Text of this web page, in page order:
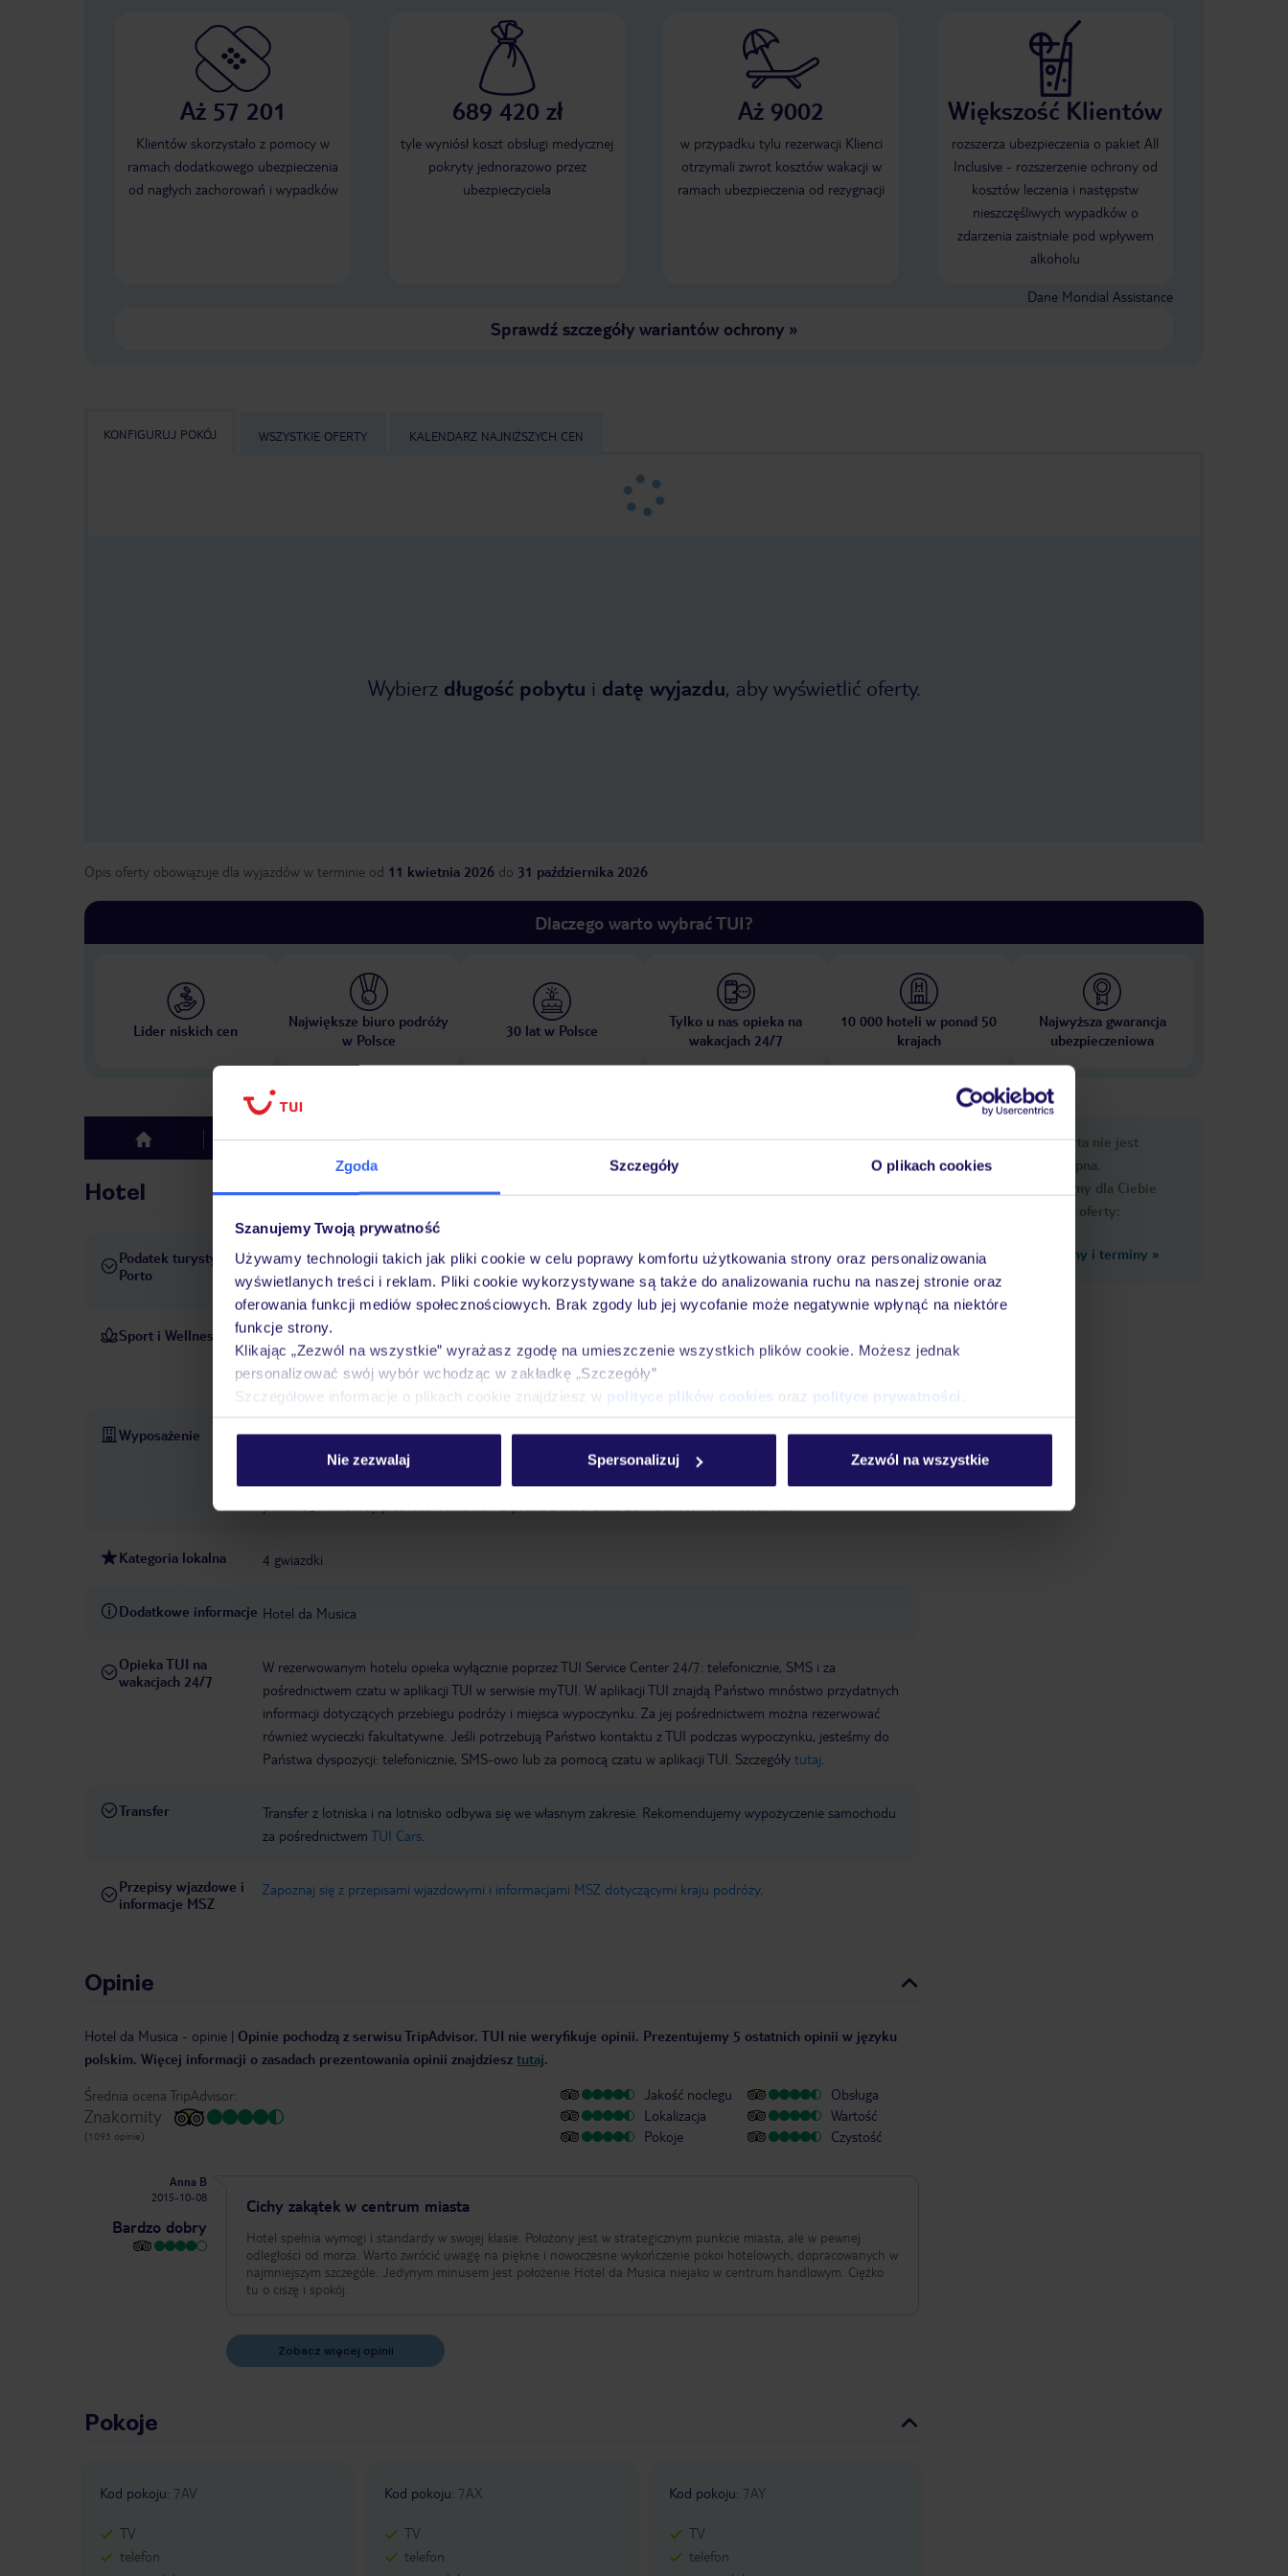
Zgoda Szczegóły O plikach cookies
Szanujemy Twoją prywatność
Używamy technologii takich jak pliki cookie w celu poprawy komfortu użytkowania strony oraz personalizowania
wyświetlanych treści i reklam. Pliki cookie wykorzystywane są także do analizowania ruchu na naszej stronie oraz
oferowania funkcji mediów społecznościowych. Brak zgody lub jej wycofanie może negatywnie wpłynąć na niektóre
funkcje strony.
Klikając „Zezwól na wszystkie” wyrażasz zgodę na umieszczenie wszystkich plików cookie. Możesz jednak
personalizować swój wybór wchodząc w zakładkę „Szczegóły”
Szczegółowe informacje o plikach cookie znajdziesz w polityce plików cookies oraz polityce prywatności
Nie zezwalaj Spersonalizuj Zezwól na wszystkie
Aż 57 201
Klientów skorzystało z pomocy w
ramach dodatkowego ubezpieczenia
od nagłych zachorowań i wypadków
689 420 zł
tyle wyniósł koszt obsługi medycznej
pokryty jednorazowo przez
ubezpieczyciela
Aż 9002
w przypadku tylu rezerwacji Klienci
otrzymali zwrot kosztów wakacji w
ramach ubezpieczenia od rezygnacji
Większość Klientów
rozszerza ubezpieczenia o pakiet All
Inclusive - rozszerzenie ochrony od
kosztów leczenia i następstw
nieszczęśliwych wypadków o
zdarzenia zaistniałe pod wpływem
alkoholu
Dane Mondial Assistance
Sprawdź szczegóły wariantów ochrony»
KONFIGURUJ POKÓJ WSZYSTKIE OFERTY KALENDARZ NAJNIŻSZYCH CEN
Wybierz długość pobytu i datę wyjazdu, aby wyświetlić oferty.
Opis oferty obowiązuje dla wyjazdów w terminie od 11 kwietnia 2026 do 31 października 2026
Dlaczego warto wybrać TUI?
Lider niskich cen
Największe biuro podróży
w Polsce
30 lat w Polsce
Tylko u nas opieka na
wakacjach 24/7
10 000 hoteli w ponad 50
krajach
Najwyższa gwarancja
ubezpieczeniowa
top Hotel Opinie Pokoje Wyżywienie Atrakcje
Hotel
Podatek turystyczny
Porto
Obowiązuje podatek turystyczny w wysokości ok. 4 EUR za dzień pobytu za osobę powyżej 12 roku życia.
Opłata pobierana jest w recepcji hotelowej.
Sport i Wellness
Aby spędzić czas wolny w elastyczny sposób, Goście mogą skorzystać z hotelowej oferty sportowej i
rozrywkowej. Hotel oferuje rozmaite atrakcje, w tym jazdę na rowerze/rowerach górskich, siłownię i spa. Ofertę
uzupełnia program rozrywkowy i muzyka na żywo.
Wypożyczalnia rowerów
Wyposażenie całodobowa recepcja parking: za opłatą zameldowanie od: 14:00:00 wymeldowanie do: 12:00:00
sala
konferencyjna
garaż otwarcie hotelu: 2013 sejf w hotelu WLAN/WiFi w hotelu
market
liczba sal konferencyjnych: 1 Liczba wind: 1 room service Łączna liczba pięter: 4
Łączna liczba
Kategoria lokalna 4 gwiazdki
Dodatkowe informacje Hotel da Musica
Opieka TUI na
wakacjach 24/7
W rezerwowanym hotelu opieka wyłącznie poprzez TUI Service Center 24/7: telefonicznie, SMS i za
pośrednictwem czatu w aplikacji TUI w serwisie myTUI. W aplikacji TUI znajdą Państwo mnóstwo przydatnych
informacji dotyczących przebiegu podróży i miejsca wypoczynku. Za jej pośrednictwem można rezerwować
również wycieczki fakultatywne. Jeśli potrzebują Państwo kontaktu z TUI podczas wypoczynku, jesteśmy do
Państwa dyspozycji: telefonicznie, SMS-owo lub za pomocą czatu w aplikacji TUI. Szczegóły tutaj
Transfer
Transfer z lotniska i na lotnisko odbywa się we własnym zakresie. Rekomendujemy wypożyczenie samochodu
za pośrednictwem TUI Cars
Przepisy wjazdowe i
informacje MSZ
Zapoznaj się z przepisami wjazdowymi i informacjami MSZ dotyczącymi kraju podróży.
Opinie
Hotel da Musica - opinie | Opinie pochodzą z serwisu TripAdvisor. TUI nie weryfikuje opinii. Prezentujemy 5 ostatnich opinii w języku
polskim. Więcej informacji o zasadach prezentowania opinii znajdziesz tutaj.
Średnia ocena TripAdvisor:
Znakomity
(1093 opinie)
Jakość noclegu
Lokalizacja
Pokoje
Obsługa
Wartość
Czystość
Anna B
2015-10-08
Bardzo dobry
Cichy zakątek w centrum miasta
Hotel spełnia wymogi i standardy w swojej klasie. Położony jest w strategicznym punkcie miasta, ale w pewnej
odległości od morza. Warto zwrócić uwagę na piękne i nowoczesne wykończenie pokoi hotelowych, dopracowanych w
najmniejszym szczególe. Jedynym minusem jest położenie Hotel da Musica niejako w centrum handlowym. Ciężko
tu o ciszę i spokój.
Zobacz więcej opinii
Pokoje
Kod pokoju: 7AV
TV
telefon
Kod pokoju: 7AX
TV
telefon
Kod pokoju: 7AY
TV
telefon
Ups, ta oferta nie jest
dostępna.
Przygotowaliśmy dla Ciebie
podobne oferty:
Zobacz inne ceny i terminy »